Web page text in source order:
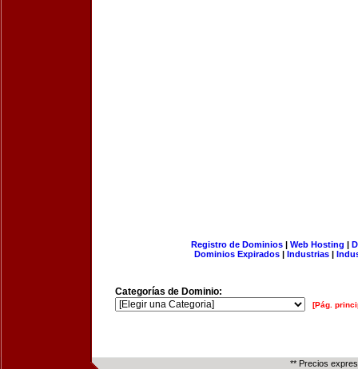
Registro de Dominios| Web Hosting |
Dominios Expirados | Industrias |
Categorías de Dominio:
[Pág.
** Precios